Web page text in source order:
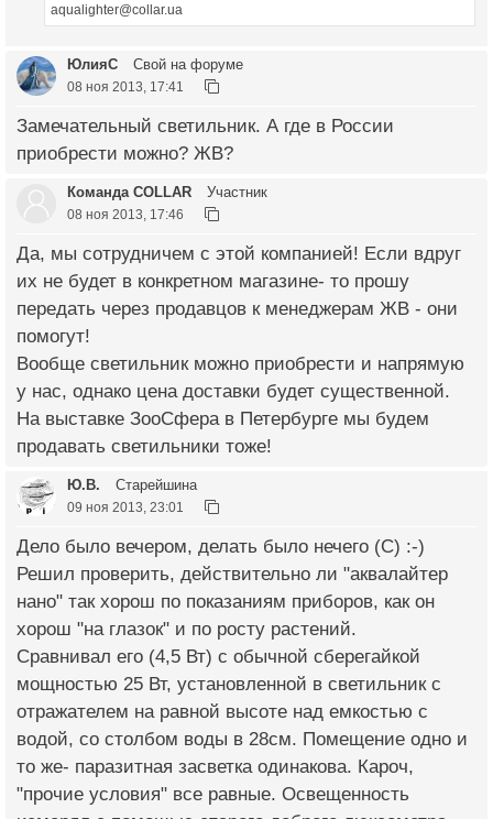
aqualighter@collar.ua
ЮлияС Свой на форуме
08 ноя 2013, 17:41
Замечательный светильник. А где в России
приобрести можно? ЖВ?
Команда COLLAR Участник
08 ноя 2013, 17:46
Да, мы сотрудничем с этой компанией! Если вдруг
их не будет в конкретном магазине- то прошу
передать через продавцов к менеджерам ЖВ - они
помогут!
Вообще светильник можно приобрести и напрямую
у нас, однако цена доставки будет существенной.
На выставке ЗооСфера в Петербурге мы будем
продавать светильники тоже!
Ю.В. Старейшина
09 ноя 2013, 23:01
Дело было вечером, делать было нечего (С) :-)
Решил проверить, действительно ли "аквалайтер
нано" так хорош по показаниям приборов, как он
хорош "на глазок" и по росту растений.
Сравнивал его (4,5 Вт) с обычной сберегайкой
мощностью 25 Вт, установленной в светильник с
отражателем на равной высоте над емкостью с
водой, со столбом воды в 28см. Помещение одно и
то же- паразитная засветка одинакова. Кароч,
"прочие условия" все равные. Освещенность